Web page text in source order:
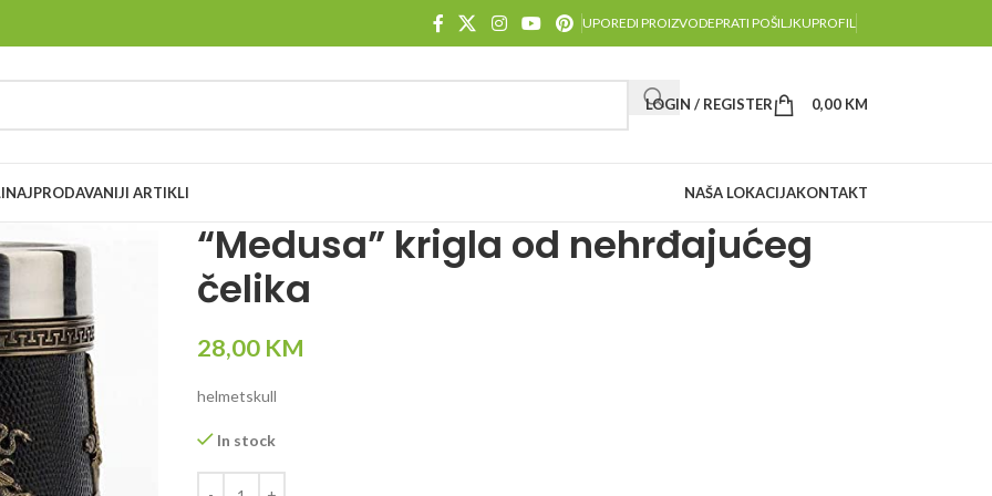
UPOREDI PROIZVODEPRATI POŠILJKUPROFIL
LOGIN / REGISTER 0,00 KM
NAJPRODAVANIJI ARTIKLI NAŠA LOKACIJAKONTAKT
“Medusa” krigla od nehrđajućeg
čelika
28,00 KM
helmetskull
In stock